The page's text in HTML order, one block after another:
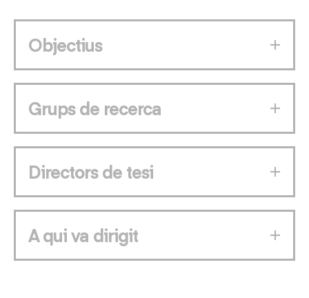
Objectius
Grups de recerca
Directors de tesi
A qui va dirigit